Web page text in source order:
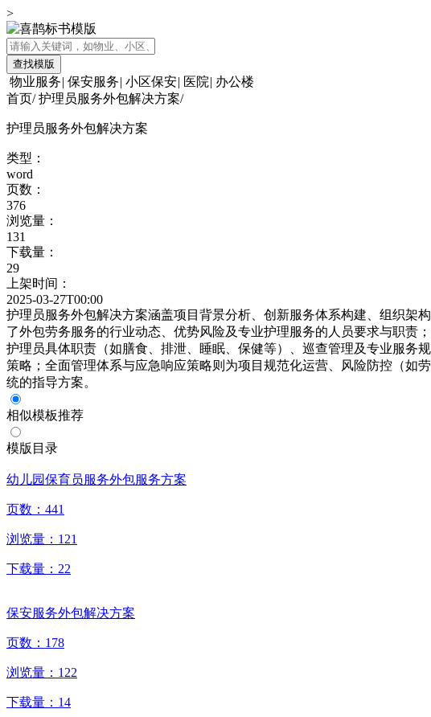
>
查找模版
物业服务| 保安服务| 小区保安| 医院| 办公楼
首页/ 护理员服务外包解决方案/
护理员服务外包解决方案
类型：
word
页数：
376
浏览量：
131
下载量：
29
上架时间：
2025-03-27T00:00
护理员服务外包解决方案涵盖项目背景分析、创新服务体系构建、组织架
了外包劳务服务的行业动态、优势风险及专业护理服务的人员要求与职责
护理员具体职责（如膳食、排泄、睡眠、保健等）、巡查管理及专业服务
策略；全面管理体系与应急响应策略则为项目规范化运营、风险防控（如
统的指导方案。
相似模板推荐
模版目录
幼儿园保育员服务外包服务方案
页数： 441
浏览量： 121
下载量： 22
保安服务外包解决方案
页数： 178
浏览量： 122
下载量： 14